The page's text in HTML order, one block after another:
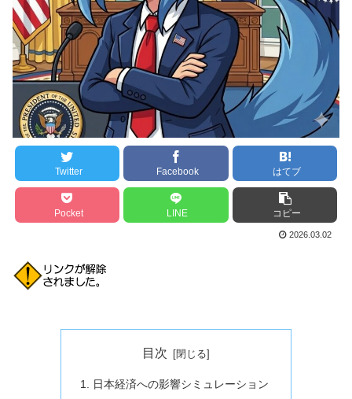
Twitter Facebook はてブ
Pocket LINE コピー
2026.03.02
目次
日本経済への影響シミュレーション